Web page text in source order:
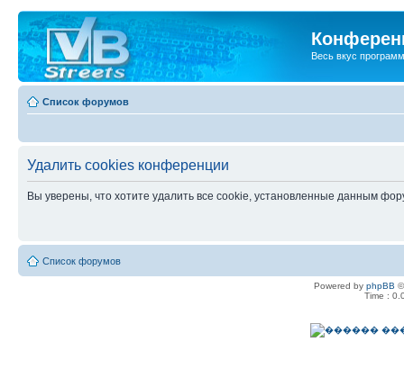
Весь вкус
Список форумов
Удалить cookies конференции
Вы уверены, что хотите удалить все cookie, установленные данным
Список форумов
Powered by phpBB
Time :